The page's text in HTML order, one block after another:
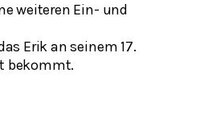
weiteren Ein- und
Erik an seinem 17.
bekommt.